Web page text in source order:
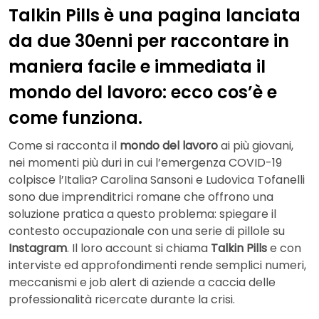
Talkin Pills è una pagina lanciata
da due 30enni per raccontare in
maniera facile e immediata il
mondo del lavoro: ecco cos’è e
come funziona.
Come si racconta il mondo del lavoroai più giovani,
nei momenti più duri in cui l’emergenza COVID-19
colpisce l’Italia? Carolina Sansoni e Ludovica Tofanelli
sono due imprenditrici romane che offrono una
soluzione pratica a questo problema: spiegare il
contesto occupazionale con una serie di pillole su
Instagram. Il loro account si chiama Talkin Pillse con
interviste ed approfondimenti rende semplici numeri,
meccanismi e job alert di aziende a caccia delle
professionalità ricercate durante la crisi.